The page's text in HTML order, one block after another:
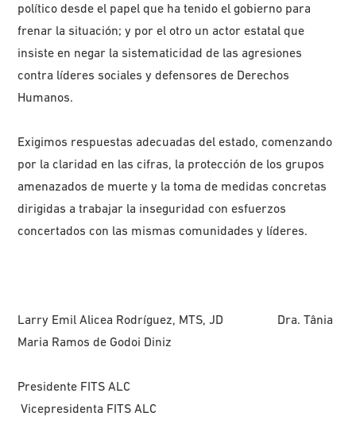
político desde el papel que ha tenido el gobierno para
frenar la situación; y por el otro un actor estatal que
insiste en negar la sistematicidad de las agresiones
contra líderes sociales y defensores de Derechos
Humanos.
Exigimos respuestas adecuadas del estado, comenzando
por la claridad en las cifras, la protección de los grupos
amenazados de muerte y la toma de medidas concretas
dirigidas a trabajar la inseguridad con esfuerzos
concertados con las mismas comunidades y líderes.
Larry Emil Alicea Rodríguez, MTS, JD Dra. Tânia
Maria Ramos de Godoi Diniz
Presidente FITS ALC
Vicepresidenta FITS ALC